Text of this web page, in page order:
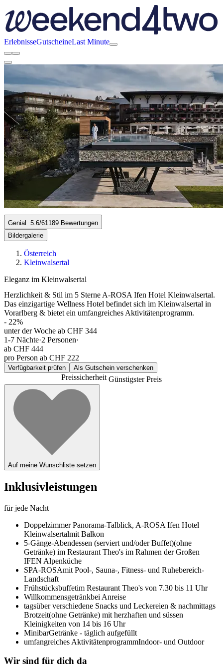
ErlebnisseGutscheineLast Minute
Genial 5.6/61189 Bewertungen
Bildergalerie
Österreich
Kleinwalsertal
Eleganz im Kleinwalsertal
Herzlichkeit & Stil im 5 Sterne A-ROSA Ifen Hotel Kleinwalsertal.
Das einzigartige Wellness Hotel befindet sich im Kleinwalsertal in
Vorarlberg & bietet ein umfangreiches Aktivitätenprogramm.
- 22%
unter der Woche ab CHF 344
1-7 Nächte·2 Personen·
ab CHF 444
pro Person ab CHF 222
Verfügbarkeit prüfen Als Gutschein verschenken
PreissicherheitGünstigster Preis
Auf meine Wunschliste setzen
Inklusivleistungen
für jede Nacht
Doppelzimmer Panorama-Talblick, A-ROSA Ifen Hotel
Kleinwalsertalmit Balkon
5-Gänge-Abendessen (serviert und/oder Buffet)(ohne
Getränke) im Restaurant Theo's im Rahmen der Großen
IFEN Alpenküche
SPA-ROSAmit Pool-, Sauna-, Fitness- und Ruhebereich-
Landschaft
Frühstücksbuffetim Restaurant Theo's von 7.30 bis 11 Uhr
Willkommensgetränkbei Anreise
tagsüber verschiedene Snacks und Leckereien & nachmittags
Brotzeit(ohne Getränke) mit herzhaften und süssen
Kleinigkeiten von 14 bis 16 Uhr
MinibarGetränke - täglich aufgefüllt
umfangreiches AktivitätenprogrammIndoor- und Outdoor
Wir sind für dich da